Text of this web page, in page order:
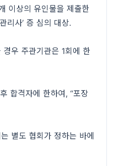
이상의 유인물을 제출한
리사’ 증 심의 대상.
우 주관기관은 1회에 한
합격자에 한하여, “포장
별도 협회가 정하는 바에